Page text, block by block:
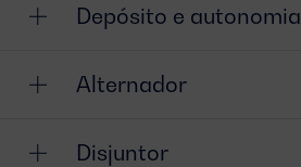
Depósito e autonomia
Alternador
Disjuntor